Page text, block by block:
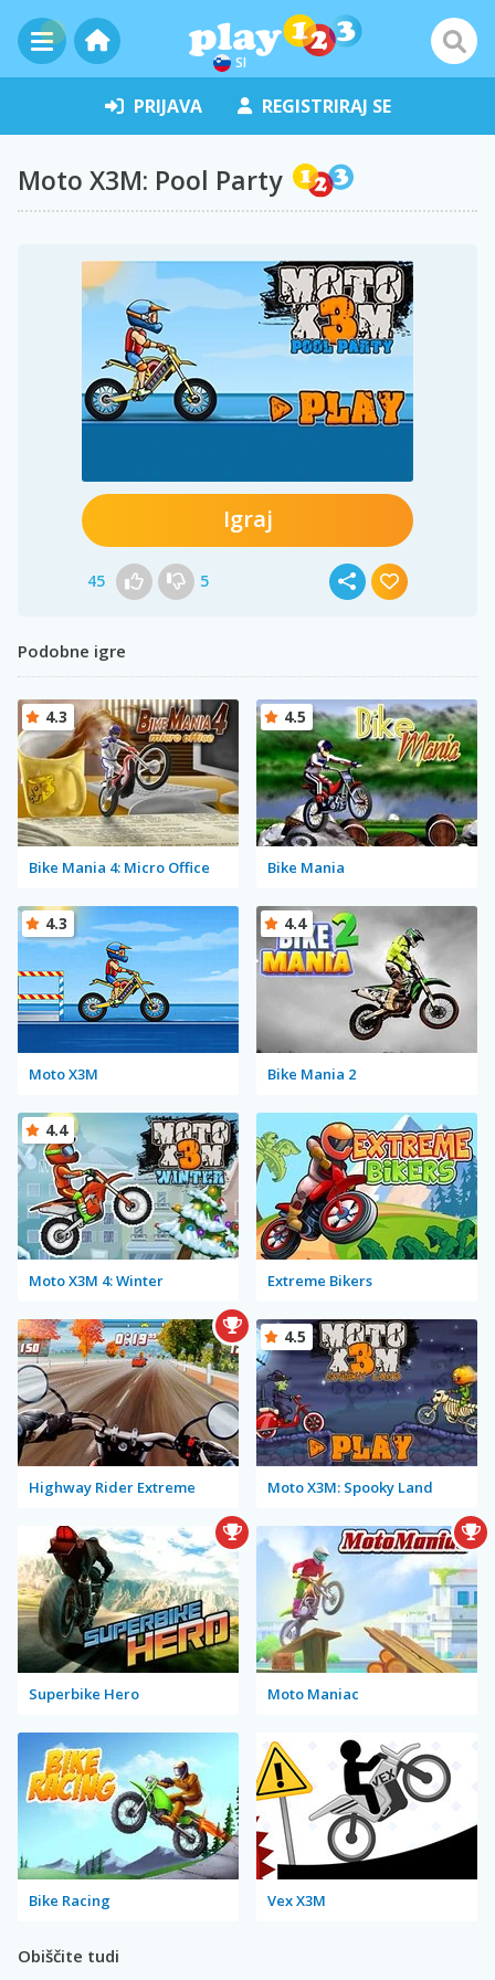
SI
PRIJAVA REGISTRIRAJ SE
Moto X3M: Pool Party
Igraj
45 5
Podobne igre
Bike Mania 4: Micro Office
4.3
Bike Mania
4.5
Moto X3M
4.3
Bike Mania 2
4.4
Moto X3M 4: Winter
4.4
Extreme Bikers
Highway Rider Extreme Moto X3M: Spooky Land
4.5
Superbike Hero Moto Maniac
Bike Racing Vex X3M
Obiščite tudi